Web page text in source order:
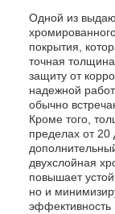
Одной из
покрытия,
точная
защиту от
надежной
обычно
Кроме того,
пределах от 20
двухслойная
повышает
но и
эффективность